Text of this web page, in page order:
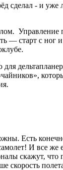
сделал - и уже
Управление
— старт с ног
Есть
И все же
скажут,
скорость